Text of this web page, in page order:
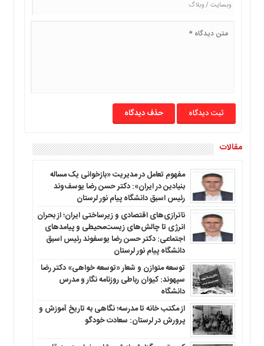
حذف دیدگاه
مقالات
مفهوم تعامل در مدیریت «بازخوانی یک مساله
بنیادین در ایران»: دکتر حسن رضا یوسف‌وند
رئیس اسبق دانشگاه پیام نور لرستان
ناترازی‌های اقتصادی و زیرساختی ایران؛ از بحران
انرژی تا چالش‌های زیست‌محیطی و پیامدهای
اجتماعی: دکتر حسن رضا یوسفوند رئیس اسبق
دانشگاه پیام نور لرستان
توسعه متوازن و شعار «توسعه خواهی» دکتر رضا
سپهوند: کیوان رباطی روزنامه نگار و مدرس
دانشگاه
از مکتب خانه تا مدرسه؛ نگاهی به تاریخ آموزش و
پرورش در لرستان: سعادت خودگو